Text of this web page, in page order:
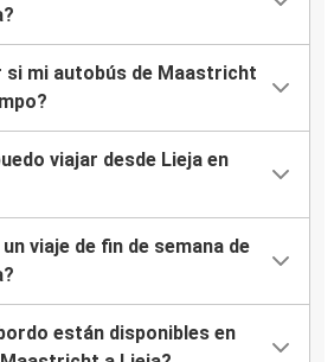
si mi autobús de Maastricht
viajar desde Lieja en
viaje de fin de semana de
están disponibles en